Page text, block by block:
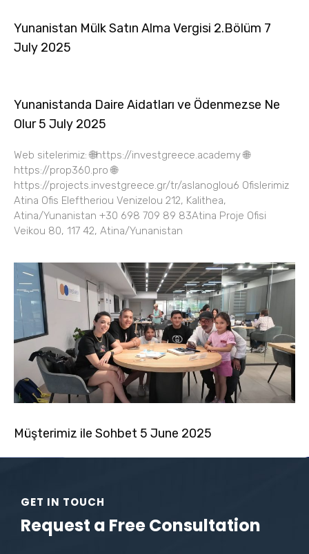
Yunanistan Mülk Satın Alma Vergisi 2.Bölüm 7
July 2025
Yunanistanda Daire Aidatları ve Ödenmezse Ne
Olur 5 July 2025
Web sitelerimiz: 🌐https://investgreece.academy 🌐
https://prop360.pro 🌐
https://projects.investgreece.gr/tr/aslanoglou6 Ofislerimiz
Atina Ofis Eleftheriou Venizelou 212, Kalithea,
Atina/Yunanistan +30 698 709 89 83Atina Proje Ofisi
Veikou 80, 117 42, Atina/Yunanistan
Müşterimiz ile Sohbet 5 June 2025
GET IN TOUCH
Request a Free Consultation